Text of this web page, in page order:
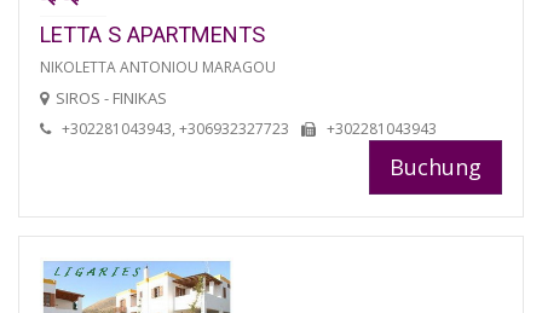
LETTA S APARTMENTS
NIKOLETTA ANTONIOU MARAGOU
SIROS - FINIKAS
+302281043943, +306932327723 +302281043943
Buchung